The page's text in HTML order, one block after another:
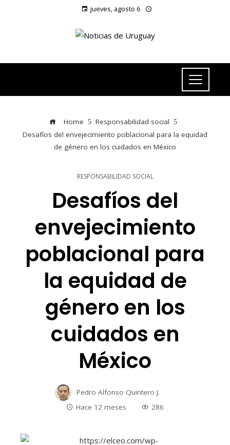
jueves, agosto 6
Home
Responsabilidad social
Desafíos del envejecimiento poblacional para la equidad
de género en los cuidados en México
RESPONSABILIDAD SOCIAL
Desafíos del
envejecimiento
poblacional para
la equidad de
género en los
cuidados en
México
Pedro Alfonso Quintero J.
Hace 12 meses
286